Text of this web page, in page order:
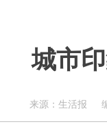
城市
来源：生活报